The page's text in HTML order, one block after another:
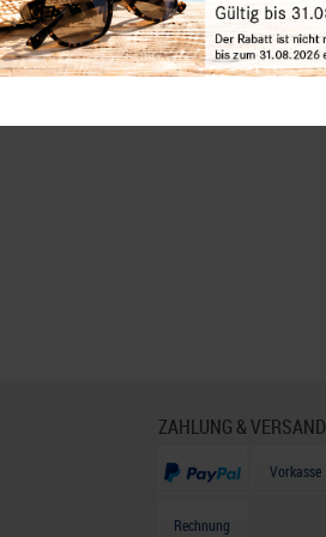
ZAHLUNG & VERSAND
Vorkasse
Rechnung